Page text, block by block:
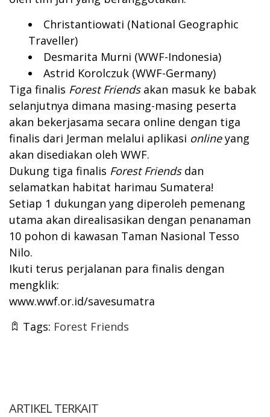
Christantiowati (National Geographic
Traveller)
Desmarita Murni (WWF-Indonesia)
Astrid Korolczuk (WWF-Germany)
Tiga finalis Forest Friendsakan masuk ke babak
selanjutnya dimana masing-masing peserta
akan bekerjasama secara online dengan tiga
finalis dari Jerman melalui aplikasi onlineyang
akan disediakan oleh WWF.
Dukung tiga finalis Forest Friendsdan
selamatkan habitat harimau Sumatera!
Setiap 1 dukungan yang diperoleh pemenang
utama akan direalisasikan dengan penanaman
10 pohon di kawasan Taman Nasional Tesso
Nilo.
Ikuti terus perjalanan para finalis dengan
mengklik:
www.wwf.or.id/savesumatra
Tags: Forest Friends
ARTIKEL TERKAIT